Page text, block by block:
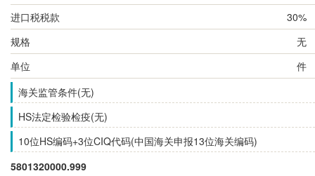
进口税税款
30%
规格
无
单位
件
海关监管条件(无)
HS法定检验检疫(无)
10位HS编码+3位CIQ代码(中国海关申报13位海关编码)
5801320000.999